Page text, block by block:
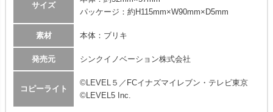
サイズ
パッケージ：約H115mm×W90mm×D5mm
素材 本体：ブリキ
発売元 シンクイノベーション株式会社
コピーライト
©LEVEL５／FCイナズマイレブン・テレビ東京
©LEVEL5 Inc.